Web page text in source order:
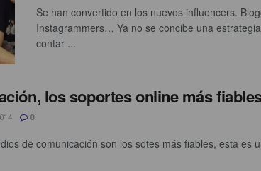
Se han convertido en los nuevos influencers.
Instagrammers… Ya no se concibe una
contar ...
los soportes online más
0
de comunicación son los sotes más fiables, esta es